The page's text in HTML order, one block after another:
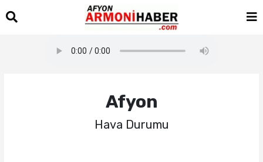
Afyon
Hava Durumu